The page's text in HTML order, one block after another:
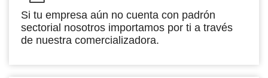
Si tu empresa aún no cuenta con padrón
sectorial nosotros importamos por ti a través
de nuestra comercializadora.